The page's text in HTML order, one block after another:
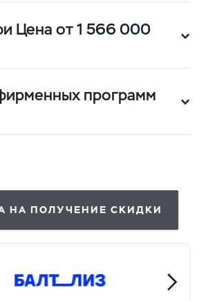
"УАЗ - Лизинг"
лизинга
цены сделки за счёт
от цены сделки за счёт
Цена от 1 566 000
программ
НА ПОЛУЧЕНИЕ СКИДКИ